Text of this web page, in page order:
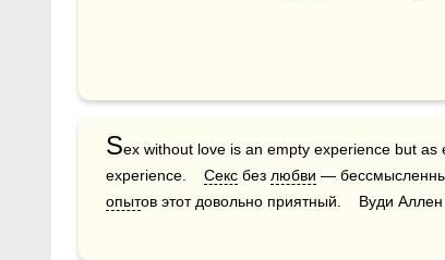
Sex without love is an empty experience but
experience. Секс без любви
опытов этот довольно приятный.    Вуди Аллен